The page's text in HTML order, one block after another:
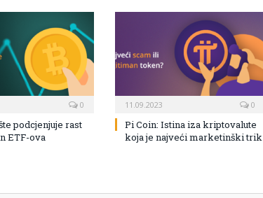
0
podcjenjuje rast
ETF-ova
11.09.2023 0
Pi Coin: Istina iza kriptovalute
koja je najveći marketinški trik